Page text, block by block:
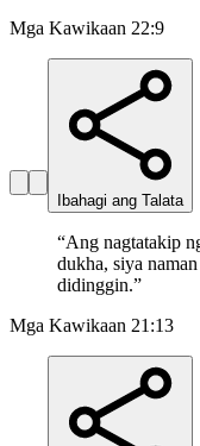
Mga Kawikaan 22:9
Ibahagi ang Talata
“Ang nagtatakip
dukha, siya
didinggin.”
Mga Kawikaan 21:13